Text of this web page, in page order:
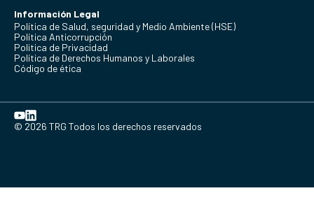
Información Legal
Política de Salud, seguridad y Medio Ambiente (HSE)
Política Anticorrupción
Politica de Privacidad
Política de Derechos Humanos y Laborales
Código de ética
© 2026 TRG Todos los derechos reservados